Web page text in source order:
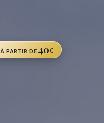
À PARTIR DE 40€